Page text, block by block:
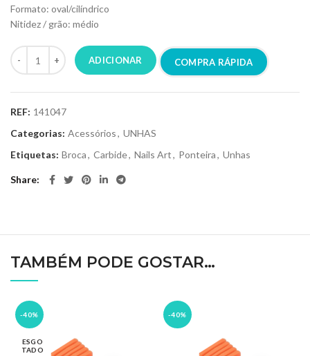
Formato: oval/cilíndrico
Nitidez / grão: médio
ADICIONAR COMPRA RÁPIDA
REF: 141047
Categorias: Acessórios, UNHAS
Etiquetas: Broca, Carbide, Nails Art, Ponteira, Unhas
Share
TAMBÉM PODE GOSTAR…
-40%
ESGO
TADO
-40%